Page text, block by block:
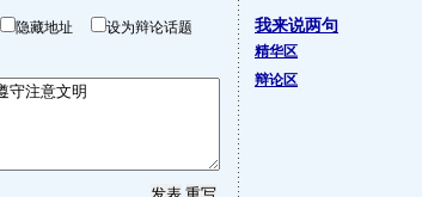
隐藏地址 设为辩论话题 我来说两句
精华区
辩论区